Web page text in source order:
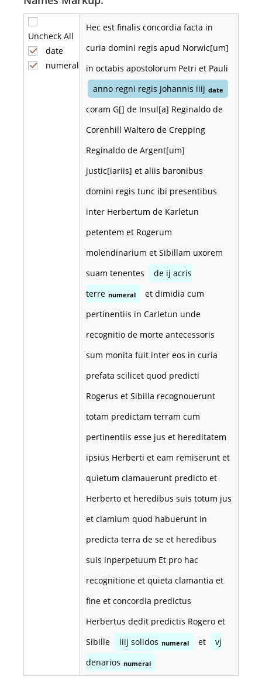
Uncheck All
date
numeral
Hec est finalis concordia facta in
curia domini regis apud Norwic[um]
in octabis apostolorum Petri et Pauli
anno regni regis Johannis iiij date
coram G[] de Insul[a] Reginaldo de
Corenhill Waltero de Crepping
Reginaldo de Argent[um]
justic[iariis] et aliis baronibus
domini regis tunc ibi presentibus
inter Herbertum de Karletun
petentem et Rogerum
molendinarium et Sibillam uxorem
suam tenentes
de ij acris
terre numeral
et dimidia cum
pertinentiis in Carletun unde
recognitio de morte antecessoris
sum monita fuit inter eos in curia
prefata scilicet quod predicti
Rogerus et Sibilla recognouerunt
totam predictam terram cum
pertinentiis esse jus et hereditatem
ipsius Herberti et eam remiserunt et
quietum clamauerunt predicto et
Herberto et heredibus suis totum jus
et clamium quod habuerunt in
predicta terra de se et heredibus
suis inperpetuum Et pro hac
recognitione et quieta clamantia et
fine et concordia predictus
Herbertus dedit predictis Rogero et
Sibille
iiij solidos numeral et
vj
denarios numeral